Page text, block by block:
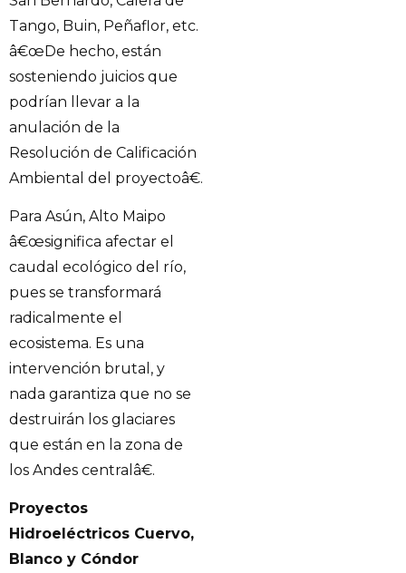
Tango, Buin, Peñaflor, etc.
â€œDe hecho, están
sosteniendo juicios que
podrían llevar a la
anulación de la
Resolución de Calificación
Ambiental del proyectoâ€.
Para Asún, Alto Maipo
â€œsignifica afectar el
caudal ecológico del río,
pues se transformará
radicalmente el
ecosistema. Es una
intervención brutal, y
nada garantiza que no se
destruirán los glaciares
que están en la zona de
los Andes centralâ€.
Proyectos
Hidroeléctricos Cuervo,
Blanco y Cóndor